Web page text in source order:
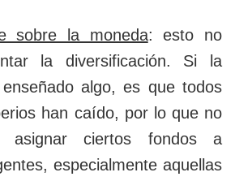
sobre la moneda: esto no
la diversificación. Si la
algo, es que todos
han caído, por lo que no
ciertos fondos a
especialmente aquellas